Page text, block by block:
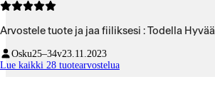
Osku25–34v23.11.2023
Lue kaikki 28 tuotearvostelua